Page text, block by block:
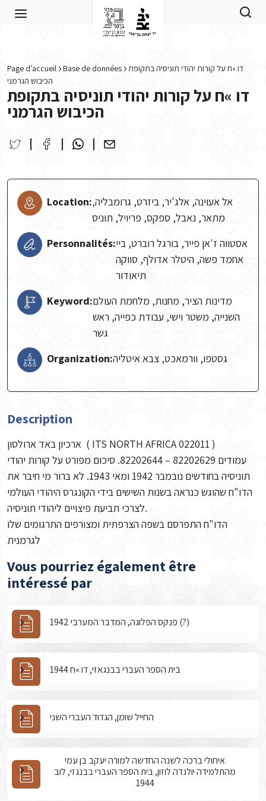
Page d’accueil Base de données
דו »ח על קורות יהודי תוניסיה בתקופת
הכיבוש הגרמני
דו »ח על קורות יהודי תוניסיה בתקופת
הכיבוש הגרמני
Location:אל אעוינה, אלג'יר, ביזרט, גרומבליה,
מתאר, נאבל, ספקס, פריויל, תוניס
Personnalités:אסטווה ז'אן פייר, בורגל רוברט, ביי
אחמד פשה, היטלר אדולף, סווקה
תיאודור
Keyword:מדינות הציר, מחנות, מלחמת העולם
השנייה, משטר וישי, עבודת כפייה, ראש
גשר
Organization:גסטפו, וורמאכט, צבא איטליה
Description
ארכיון באד ארולסון ( ITS NORTH AFRICA 022011 )
עמודים 82202629 – 82202644. סיכום מפורט על קורות יהודי
תוניסיה בחודשים נובמבר 1942 ומאי 1943. לא ברור מי חיבר את
הדו"ח שהוגש כנראה בשנות השישים בידי הקונגרס היהודי העולמי
לצרכי תביעת פיצויים ליהודי תוניסיה.
הדו"ח התפרסם בשפה הצרפתית ומצורפים התרגומים שלו
לגרמנית
Vous pourriez également être
intéressé par
פנקס הפלוגה, המדבר המערבי 1942 (?)
בית הספר העברי בבנגאזי, דו »ח 1944
החייל שומן, הגדוד העברי השני
איחולי ברכה לשנה החדשה למורה יעקב בן עמי
מהתלמידה יולנדה לוזון, בית הספר העברי בבנגזי, לוב
1944